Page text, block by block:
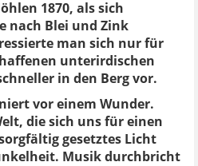
1870, als sich
nach Blei und Zink
man sich nur für
unterirdischen
in den Berg vor.
vor einem Wunder.
die sich uns für einen
gesetztes Licht
Musik durchbricht